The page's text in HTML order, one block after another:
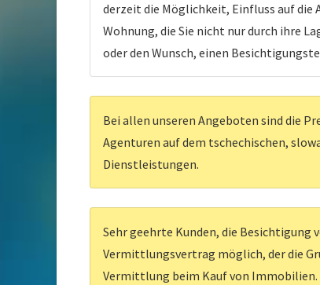
derzeit die Möglichkeit, Einfluss auf die
Wohnung, die Sie nicht nur durch ihre
oder den Wunsch, einen
Bei allen unseren Angeboten sind die
Agenturen auf dem tschechischen,
Dienstleistungen.
Sehr geehrte Kunden, die
Vermittlungsvertrag möglich, der die
Vermittlung beim Kauf von Immobilien.